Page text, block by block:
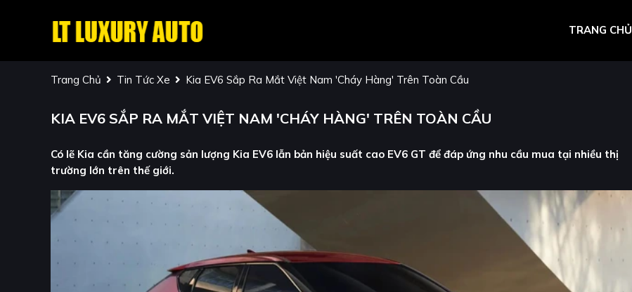
TRANG CHỦ
Trang Chủ Tin Tức Xe Kia EV6 Sắp Ra Mắt Việt Nam 'cháy Hàng' Trên Toàn Cầu
KIA EV6 SẮP RA MẮT VIỆT NAM 'CHÁY HÀNG' TRÊN TOÀN CẦU
Có lẽ Kia cần tăng cường sản lượng Kia EV6 lẫn bản hiệu suất cao EV6 GT để đáp ứng nhu cầu mua tại nhiều thị
trường lớn trên thế giới.